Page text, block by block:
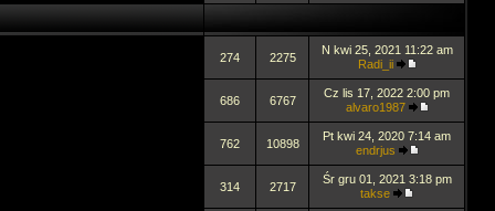
274 2275
N kwi 25, 2021 11:22 am
Radi_ii
686 6767
Cz lis 17, 2022 2:00 pm
alvaro1987
762 10898
Pt kwi 24, 2020 7:14 am
endrjus
314 2717
Śr gru 01, 2021 3:18 pm
takse